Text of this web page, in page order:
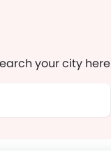
your city here